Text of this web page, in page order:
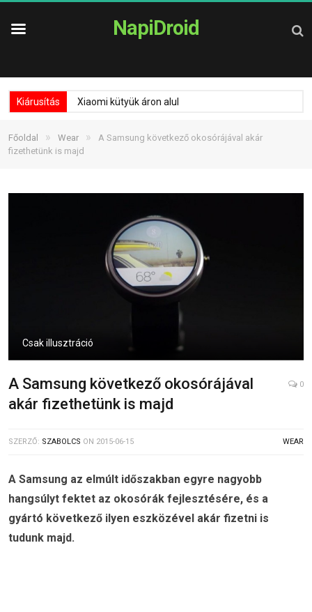
NapiDroid
Kiárusítás Xiaomi kütyük áron alul
Főoldal » Wear »
A Samsung következő okosórájával akár
fizethetünk is majd
Csak illusztráció
A Samsung következő okosórájával
akár fizethetünk is majd
0
SZERZŐ: SZABOLCS ON 2015-06-15 WEAR
A Samsung az elmúlt időszakban egyre nagyobb
hangsúlyt fektet az okosórák fejlesztésére, és a
gyártó következő ilyen eszközével akár fizetni is
tudunk majd.